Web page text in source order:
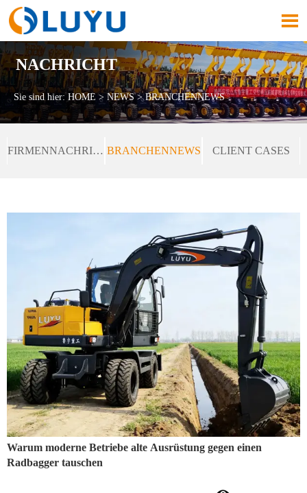

NACHRICHT
Sie sind hier: HOME > NEWS>BRANCHENNEWS
FIRMENNACHRICHTEN BRANCHENNEWS CLIENT CASES
Warum moderne Betriebe alte Ausrüstung gegen einen
Radbagger tauschen